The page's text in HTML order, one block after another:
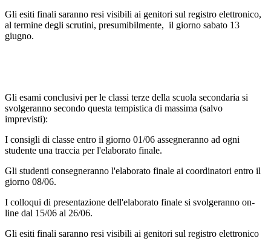
Gli esiti finali saranno resi visibili ai genitori sul registro elettronico,
al termine degli scrutini, presumibilmente, il giorno sabato 13
giugno.
Gli esami conclusivi per le classi terze della scuola secondaria si
svolgeranno secondo questa tempistica di massima (salvo
imprevisti):
I consigli di classe entro il giorno 01/06 assegneranno ad ogni
studente una traccia per l'elaborato finale.
Gli studenti consegneranno l'elaborato finale ai coordinatori entro il
giorno 08/06.
I colloqui di presentazione dell'elaborato finale si svolgeranno on-
line dal 15/06 al 26/06.
Gli esiti finali saranno resi visibili ai genitori sul registro elettronico